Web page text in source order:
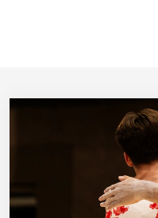
Ashlee Sullivan